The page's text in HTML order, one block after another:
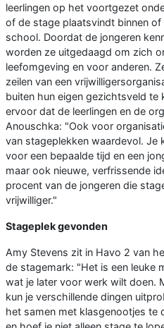
leerlingen op het voortgezet
of de stage plaatsvindt binnen
school. Doordat de jongeren
worden ze uitgedaagd om zich
leefomgeving en voor anderen.
zeilen van een
buiten hun eigen gezichtsveld te
ervoor dat de leerlingen en de
Anouschka: "Ook voor
van stageplekken waardevol. Je
voor een bepaalde tijd en een
maar ook nieuwe, verfrissende
procent van de jongeren die
vrijwilliger."
Stageplek gevonden
Amy Stevens zit in Havo 2 van
de stagemark: "Het is een leuke
wat je later voor werk wilt doen.
kun je verschillende dingen
het samen met klasgenootjes te